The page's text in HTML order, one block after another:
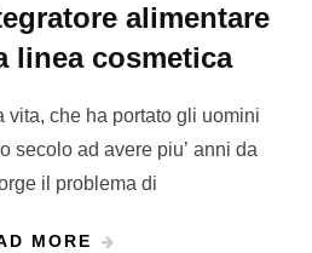
alimentare
linea cosmetica
vita, che ha portato gli uomini
secolo ad avere piu’ anni da
il problema di
MORE